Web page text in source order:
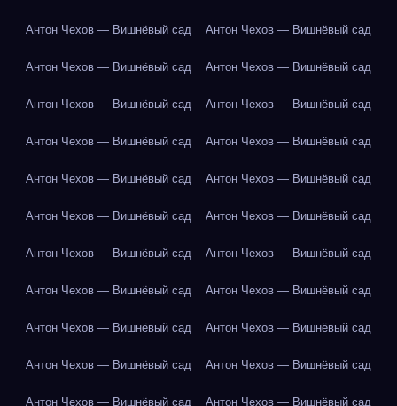
Антон Чехов — Вишнёвый сад Антон Чехов — Вишнёвый сад
Антон Чехов — Вишнёвый сад Антон Чехов — Вишнёвый сад
Антон Чехов — Вишнёвый сад Антон Чехов — Вишнёвый сад
Антон Чехов — Вишнёвый сад Антон Чехов — Вишнёвый сад
Антон Чехов — Вишнёвый сад Антон Чехов — Вишнёвый сад
Антон Чехов — Вишнёвый сад Антон Чехов — Вишнёвый сад
Антон Чехов — Вишнёвый сад Антон Чехов — Вишнёвый сад
Антон Чехов — Вишнёвый сад Антон Чехов — Вишнёвый сад
Антон Чехов — Вишнёвый сад Антон Чехов — Вишнёвый сад
Антон Чехов — Вишнёвый сад Антон Чехов — Вишнёвый сад
Антон Чехов — Вишнёвый сад Антон Чехов — Вишнёвый сад